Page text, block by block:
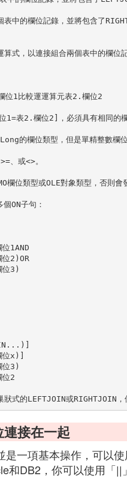
中的欄位記錄，並將包含了
式，以連接組合兩個表中的欄位記
位1比較運運算元表2.欄位2
表2.欄位2]，必須具有相同的欄
的欄位類型，但是單精整數欄
、或<>。
欄位類型或OLE對象類型，否則會
ON子句：
1AND
2)OR
位3)
位x)]
位3)
位2
式的LEFTJOIN或RIGHTJOIN
接在一起
是一項基本操作，可以
和DB2，你可以使用「||